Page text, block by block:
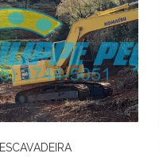
ESCAVADEIRA